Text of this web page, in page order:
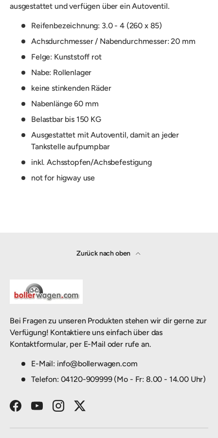
ausgestattet und verfügen über ein Autoventil.
Reifenbezeichnung: 3.0 - 4 (260 x 85)
Achsdurchmesser / Nabendurchmesser: 20 mm
Felge: Kunststoff rot
Nabe: Rollenlager
keine stinkenden Räder
Nabenlänge 60 mm
Belastbar bis 150 KG
Ausgestattet mit Autoventil, damit an jeder
Tankstelle aufpumpbar
inkl. Achsstopfen/Achsbefestigung
not for higway use
Zurück nach oben
Bei Fragen zu unseren Produkten stehen wir dir gerne zur
Verfügung! Kontaktiere uns einfach über das
Kontaktformular, per E-Mail oder rufe an.
E-Mail: info@bollerwagen.com
Telefon: 04120-909999 (Mo - Fr: 8.00 - 14.00 Uhr)
FacebookYouTubeInstagramTwitter